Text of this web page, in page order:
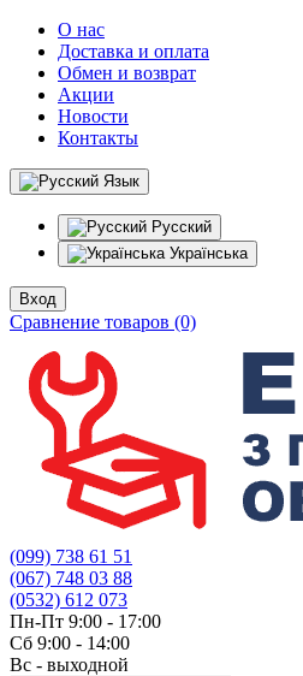
О нас
Доставка и оплата
Обмен и возврат
Акции
Новости
Контакты
Язык
Русский
Українська
Вход
Сравнение товаров (0)
(099) 738 61 51
(067) 748 03 88
(0532) 612 073
Пн-Пт 9:00 - 17:00
Сб 9:00 - 14:00
Вс - выходной